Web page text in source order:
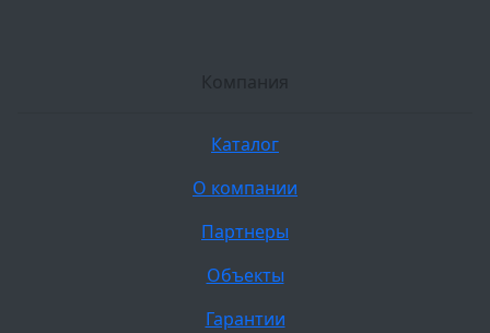
Компания
Каталог
О компании
Партнеры
Объекты
Гарантии